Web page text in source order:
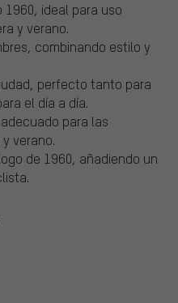
1960, ideal para uso
y verano.
combinando estilo y
perfecto tanto para
el día a día.
para las
verano.
de 1960, añadiendo un